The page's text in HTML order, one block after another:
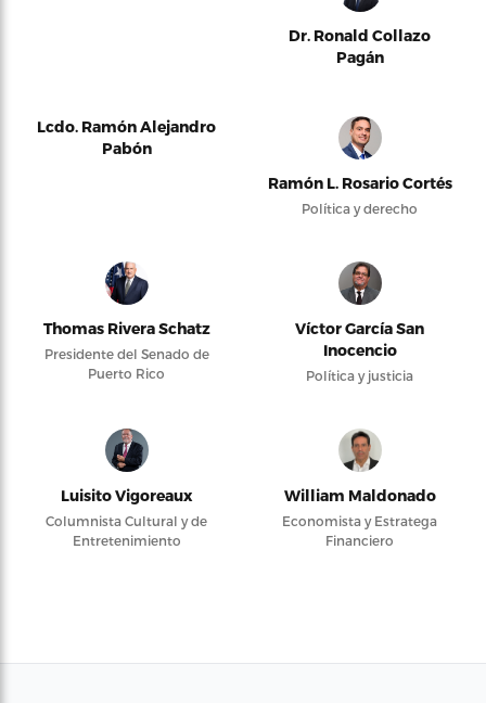
Dr. Ronald Collazo
Pagán
Lcdo. Ramón Alejandro
Pabón
Ramón L. Rosario Cortés
Política y derecho
Thomas Rivera Schatz
Presidente del Senado de
Puerto Rico
Víctor García San
Inocencio
Política y justicia
Luisito Vigoreaux
Columnista Cultural y de
Entretenimiento
William Maldonado
Economista y Estratega
Financiero